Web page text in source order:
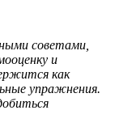
советами,
и
как
упражнения.